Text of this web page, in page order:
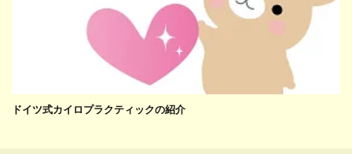
ドイツ式カイロプラクティックの紹介